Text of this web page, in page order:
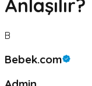
Anlaşılır?
B
Bebek.com